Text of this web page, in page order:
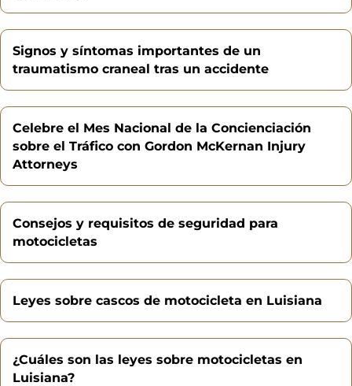
Signos y síntomas importantes de un
traumatismo craneal tras un accidente
Celebre el Mes Nacional de la Concienciación
sobre el Tráfico con Gordon McKernan Injury
Attorneys
Consejos y requisitos de seguridad para
motocicletas
Leyes sobre cascos de motocicleta en Luisiana
¿Cuáles son las leyes sobre motocicletas en
Luisiana?